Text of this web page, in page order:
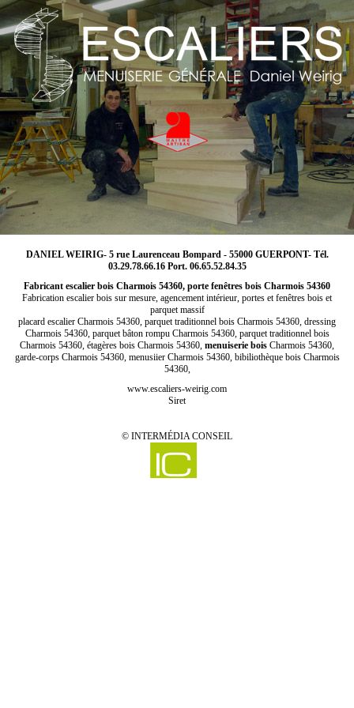
DANIEL WEIRIG- 5 rue Laurenceau Bompard - 55000 GUERPONT- Tél.
03.29.78.66.16 Port. 06.65.52.84.35
Fabricant escalier bois Charmois 54360, porte fenêtres bois Charmois 54360
Fabrication escalier bois sur mesure, agencement intérieur, portes et fenêtres bois et
parquet massif
placard escalier Charmois 54360, parquet traditionnel bois Charmois 54360, dressing
Charmois 54360, parquet bâton rompu Charmois 54360, parquet traditionnel bois
Charmois 54360, étagères bois Charmois 54360, menuiserie bois Charmois 54360,
garde-corps Charmois 54360, menusiier Charmois 54360, bibiliothèque bois Charmois
54360,
www.escaliers-weirig.com
Siret
© INTERMÉDIA CONSEIL